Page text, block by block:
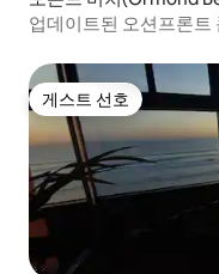
업데이트된 오션프론트
게스트 선호
게스트 선호